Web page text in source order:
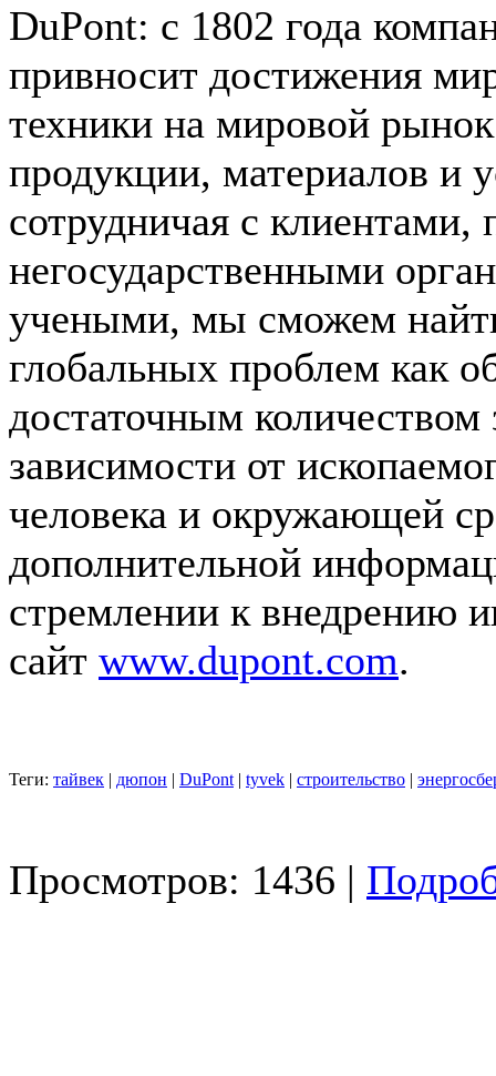
DuPont: с 1802 года
привносит достижения
техники на мировой
продукции, материалов и
сотрудничая с клиентами,
негосударственными
учеными, мы сможем
глобальных проблем как
достаточным
зависимости от
человека и окружающей
дополнительной
стремлении к внедрению
сайт www.dupont.com.
Теги: тайвек | дюпон | DuPont | tyvek | строительство |
Просмотров: 1436 |